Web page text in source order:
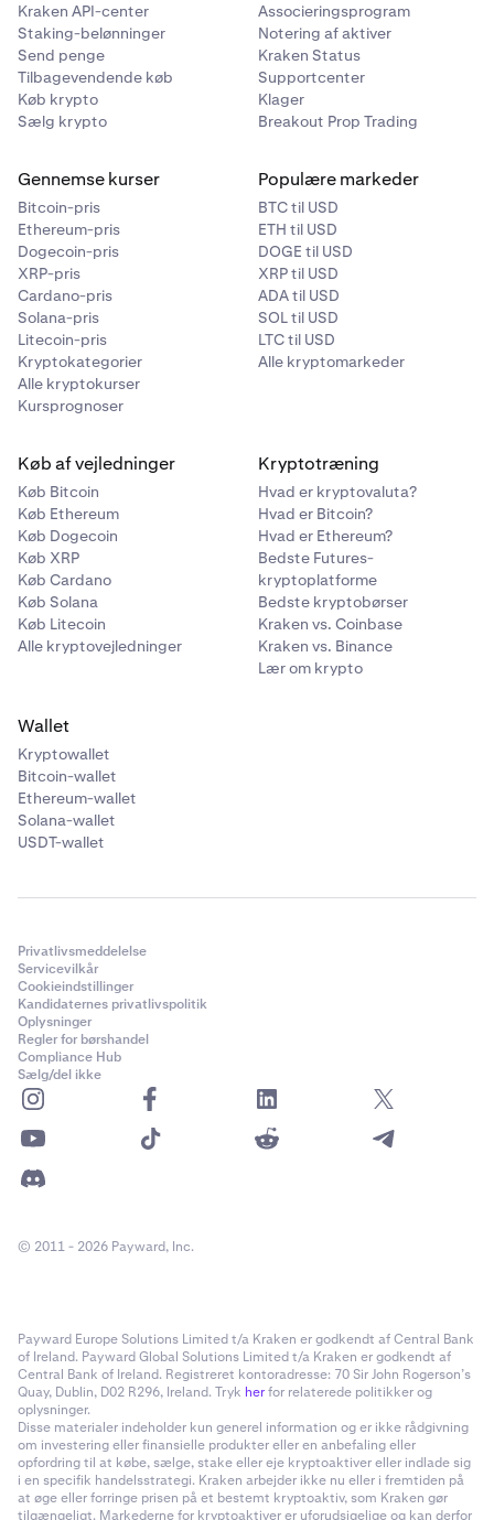
Kraken API-center
Staking-belønninger
Send penge
Tilbagevendende køb
Køb krypto
Sælg krypto
Associeringsprogram
Notering af aktiver
Kraken Status
Supportcenter
Klager
Breakout Prop Trading
Gennemse kurser
Bitcoin-pris
Ethereum-pris
Dogecoin-pris
XRP-pris
Cardano-pris
Solana-pris
Litecoin-pris
Kryptokategorier
Alle kryptokurser
Kursprognoser
Populære markeder
BTC til USD
ETH til USD
DOGE til USD
XRP til USD
ADA til USD
SOL til USD
LTC til USD
Alle kryptomarkeder
Køb af vejledninger
Køb Bitcoin
Køb Ethereum
Køb Dogecoin
Køb XRP
Køb Cardano
Køb Solana
Køb Litecoin
Alle kryptovejledninger
Kryptotræning
Hvad er kryptovaluta?
Hvad er Bitcoin?
Hvad er Ethereum?
Bedste Futures-
kryptoplatforme
Bedste kryptobørser
Kraken vs. Coinbase
Kraken vs. Binance
Lær om krypto
Wallet
Kryptowallet
Bitcoin-wallet
Ethereum-wallet
Solana-wallet
USDT-wallet
Privatlivsmeddelelse
Servicevilkår
Cookieindstillinger
Kandidaternes privatlivspolitik
Oplysninger
Regler for børshandel
Compliance Hub
Sælg/del ikke
© 2011 - 2026 Payward, Inc.
Payward Europe Solutions Limited t/a Kraken er godkendt af Central Bank
of Ireland. Payward Global Solutions Limited t/a Kraken er godkendt af
Central Bank of Ireland. Registreret kontoradresse: 70 Sir John Rogerson’s
Quay, Dublin, D02 R296, Ireland. Tryk herfor relaterede politikker og
oplysninger.
Disse materialer indeholder kun generel information og er ikke rådgivning
om investering eller finansielle produkter eller en anbefaling eller
opfordring til at købe, sælge, stake eller eje kryptoaktiver eller indlade sig
i en specifik handelsstrategi. Kraken arbejder ikke nu eller i fremtiden på
at øge eller forringe prisen på et bestemt kryptoaktiv, som Kraken gør
tilgængeligt. Markederne for kryptoaktiver er uforudsigelige og kan derfor